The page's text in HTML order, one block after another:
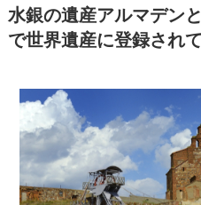
水銀の遺産アルマデン
で世界遺産に登録され